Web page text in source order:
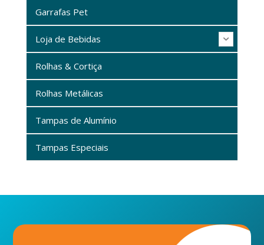
Garrafas Pet
Loja de Bebidas
Rolhas & Cortiça
Rolhas Metálicas
Tampas de Alumínio
Tampas Especiais